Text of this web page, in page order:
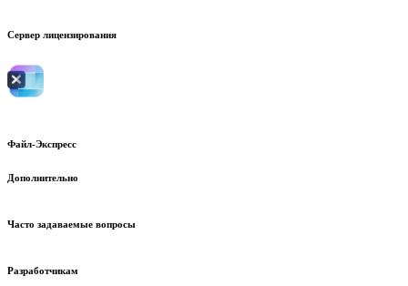
Сервер лицензирования
Файл-Экспресс
Дополнительно
Часто задаваемые вопросы
Разработчикам